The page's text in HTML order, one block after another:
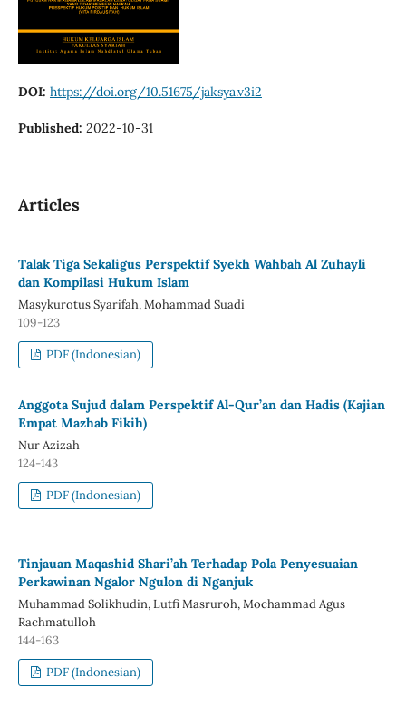
DOI: https://doi.org/10.51675/jaksya.v3i2
Published: 2022-10-31
Articles
Talak Tiga Sekaligus Perspektif Syekh Wahbah Al Zuhayli
dan Kompilasi Hukum Islam
Masykurotus Syarifah, Mohammad Suadi
109-123
PDF (Indonesian)
Anggota Sujud dalam Perspektif Al-Qur’an dan Hadis (Kajian
Empat Mazhab Fikih)
Nur Azizah
124-143
PDF (Indonesian)
Tinjauan Maqashid Shari’ah Terhadap Pola Penyesuaian
Perkawinan Ngalor Ngulon di Nganjuk
Muhammad Solikhudin, Lutfi Masruroh, Mochammad Agus
Rachmatulloh
144-163
PDF (Indonesian)